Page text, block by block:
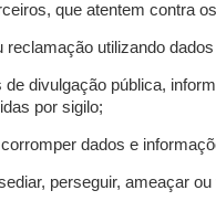
que atentem contra
reclamação utilizando
de divulgação pública,
por sigilo;
dados e
perseguir, ameaçar